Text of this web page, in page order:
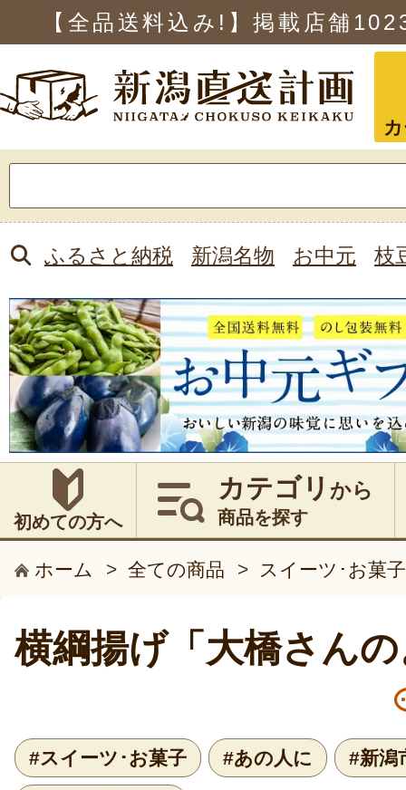
【全品送料込み!】掲載店舗
索:
ふるさと納税 新潟名物 お中元 枝
初めての方へ
カテゴリ から
商品を探す
ホーム > 全ての商品 > スイーツ･お菓子
横綱揚げ「大橋さん
#スイーツ･お菓子 #あの人に #新潟